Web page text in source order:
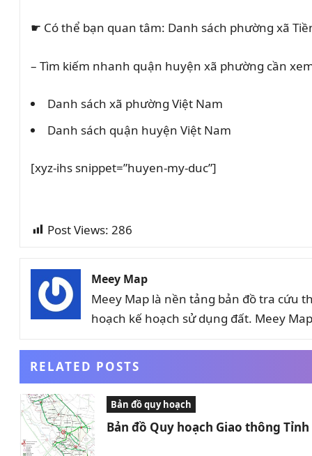
☛ Có thể bạn quan tâm: Danh sách phường xã
– Tìm kiếm nhanh quận huyện xã phường cần
Danh sách xã phường Việt Nam
Danh sách quận huyện Việt Nam
[xyz-ihs snippet=”huyen-my-duc”]
Post Views: 286
Meey Map
Meey Map là nền tảng bản đồ tra cứu
hoạch kế hoạch sử dụng đất. Meey
RELATED POSTS
Bản đồ quy hoạch
Bản đồ Quy hoạch Giao thông